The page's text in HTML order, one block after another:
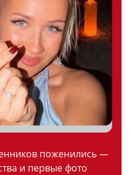
поженились —
и первые фото